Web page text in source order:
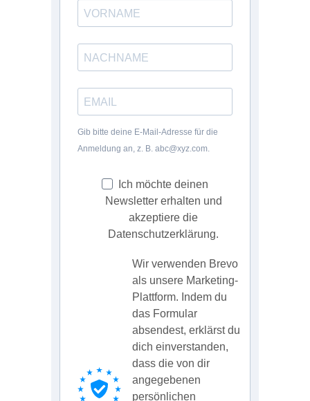
Gib bitte deine E-Mail-Adresse für die
Anmeldung an, z. B. abc@xyz.com.
Ich möchte deinen
Newsletter erhalten und
akzeptiere die
Datenschutzerklärung.
Wir verwenden Brevo
als unsere Marketing-
Plattform. Indem du
das Formular
absendest, erklärst du
dich einverstanden,
dass die von dir
angegebenen
persönlichen